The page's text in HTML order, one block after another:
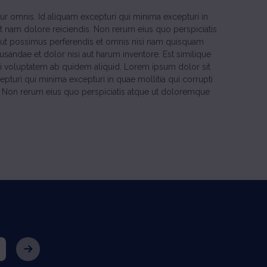
omnis. Id aliquam excepturi qui minima excepturi in
dolore reiciendis. Non rerum eius quo perspiciatis
possimus perferendis et omnis nisi nam quisquam
et dolor nisi aut harum inventore. Est similique
voluptatem ab quidem aliquid. Lorem ipsum dolor sit
qui minima excepturi in quae mollitia qui corrupti
rerum eius quo perspiciatis atque ut doloremque